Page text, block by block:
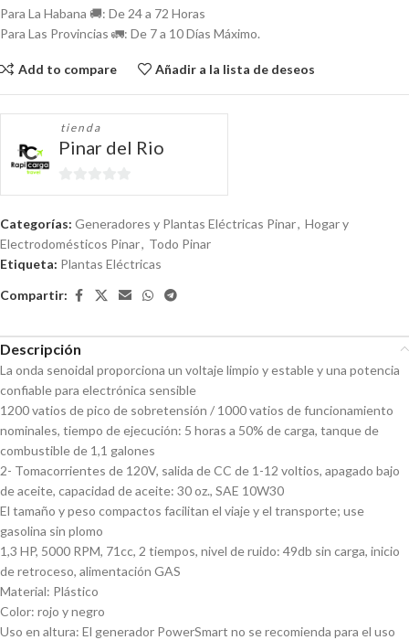
Para La Habana 🚚: De 24 a 72 Horas
Para Las Provincias 🚛: De 7 a 10 Días Máximo.
Add to compare Añadir a la lista de deseos
tienda
Pinar del Rio
0
Categorías: Generadores y Plantas Eléctricas Pinar, Hogar y
Electrodomésticos Pinar, Todo Pinar
Etiqueta: Plantas Eléctricas
Compartir:
Descripción
La onda senoidal proporciona un voltaje limpio y estable y una potencia
confiable para electrónica sensible
1200 vatios de pico de sobretensión / 1000 vatios de funcionamiento
nominales, tiempo de ejecución: 5 horas a 50% de carga, tanque de
combustible de 1,1 galones
2- Tomacorrientes de 120V, salida de CC de 1-12 voltios, apagado bajo
de aceite, capacidad de aceite: 30 oz., SAE 10W30
El tamaño y peso compactos facilitan el viaje y el transporte; use
gasolina sin plomo
1,3 HP, 5000 RPM, 71cc, 2 tiempos, nivel de ruido: 49db sin carga, inicio
de retroceso, alimentación GAS
Material: Plástico
Color: rojo y negro
Uso en altura: El generador PowerSmart no se recomienda para el uso